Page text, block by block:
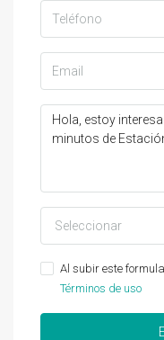
Seleccionar
Al subir este
Términos de uso